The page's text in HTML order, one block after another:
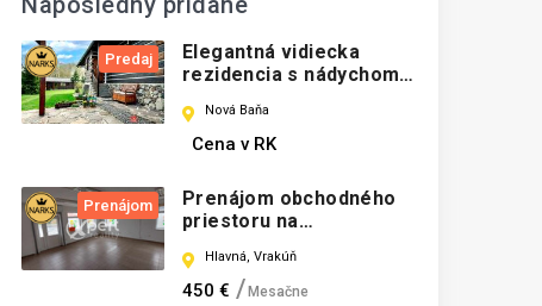
Predaj
Elegantná vidiecka
rezidencia s nádychom
Nová Baňa
Cena v RK
Prenájom
Prenájom obchodného
priestoru na
prístupnej lokalite vo
Vrakúni
Hlavná, Vrakúň
450 € Mesačne